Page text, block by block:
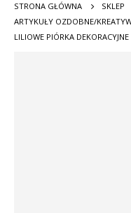
STRONA GŁÓWNA
SKLEP
ARTYKUŁY OZDOBNE/
LILIOWE PIÓRKA